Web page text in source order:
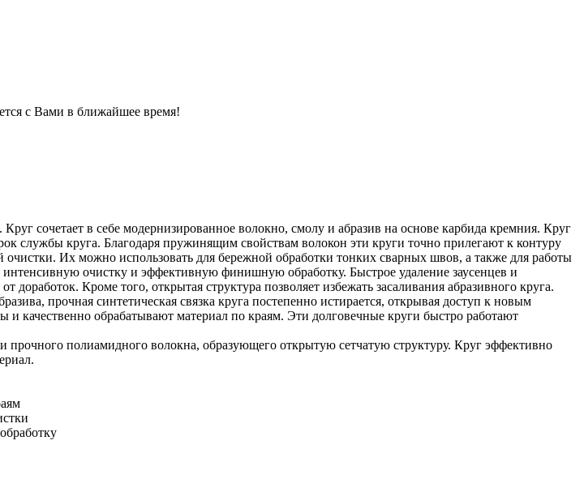
с Вами в ближайшее время!
сочетает в себе модернизированное волокно, смолу и абразив на основе карбида кремния. Круг
службы круга. Благодаря пружинящим свойствам волокон эти круги точно прилегают к контуру
Их можно использовать для бережной обработки тонких сварных швов, а также для работы
очистку и эффективную финишную обработку. Быстрое удаление заусенцев и
Кроме того, открытая структура позволяет избежать засаливания абразивного круга.
прочная синтетическая связка круга постепенно истирается, открывая доступ к новым
качественно обрабатывают материал по краям. Эти долговечные круги быстро работают
полиамидного волокна, образующего открытую сетчатую структуру. Круг эффективно